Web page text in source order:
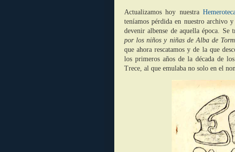
Actualizamos hoy nuestra
teníamos pérdida en nuestro archivo
devenir albense de aquella época.
por los niños y niñas de Alba de
que ahora rescatamos y de la que
los primeros años de la década de
Trece, al que emulaba no solo en el